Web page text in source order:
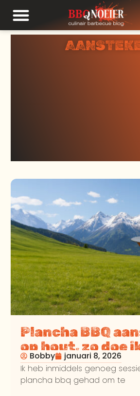
Plancha BBQ
op hout, zo doe
Bobby
januari 8, 2026
Ik heb inmiddels genoeg
plancha bbq gehad om te